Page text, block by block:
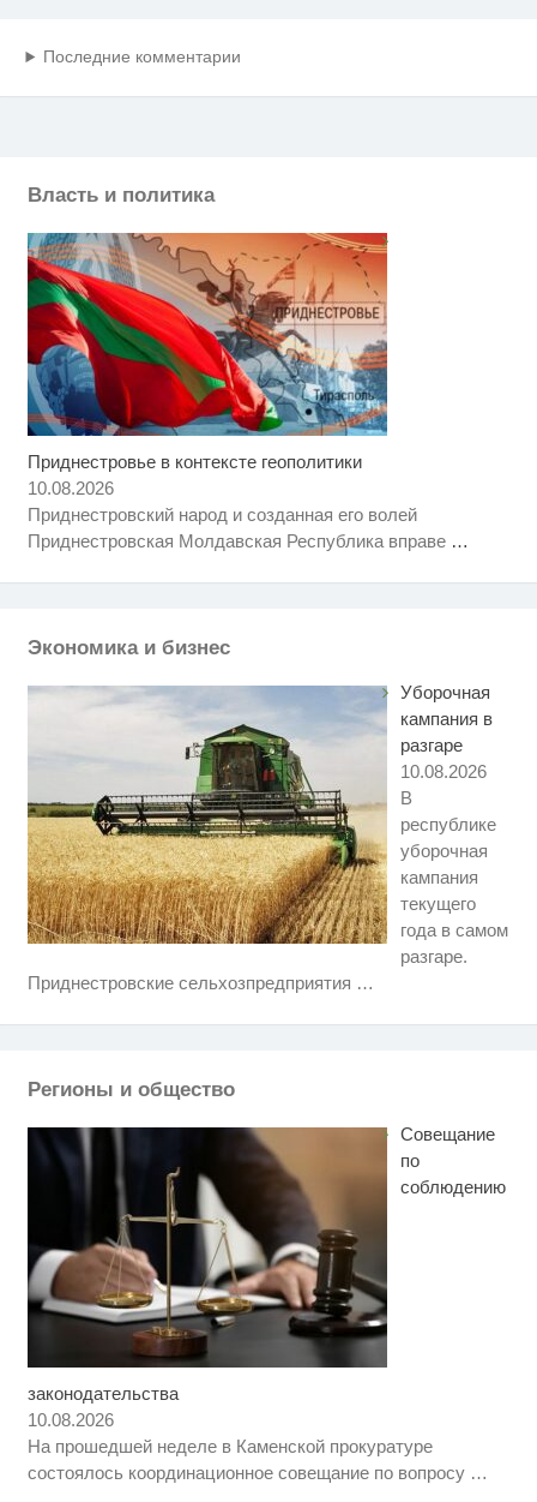
Последние комментарии
Власть и политика
Приднестровье в контексте геополитики
10.08.2026
Приднестровский народ и созданная его волей
Приднестровская Молдавская Республика вправе …
Экономика и бизнес
Уборочная
кампания в
разгаре
10.08.2026
В
республике
уборочная
кампания
текущего
года в самом
разгаре.
Приднестровские сельхозпредприятия …
Регионы и общество
Совещание
по
соблюдению
законодательства
10.08.2026
На прошедшей неделе в Каменской прокуратуре
состоялось координационное совещание по вопросу …
без слов! Пересмотрела 10 раз
пересмотришь не раз
Королева вагона отожгла! Видео
вы будете в шоке от увиденного